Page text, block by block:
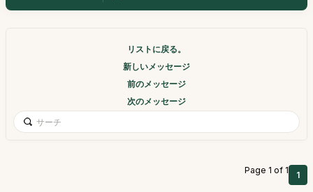
リストに戻る。
新しいメッセージ
前のメッセージ
次のメッセージ
Page 1 of 1 1